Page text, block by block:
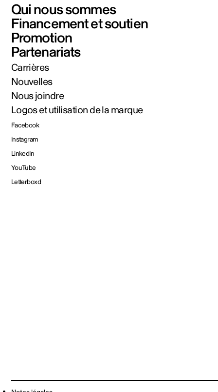
Qui nous sommes
Financement et soutien
Promotion
Partenariats
Carrières
Nouvelles
Nous joindre
Logos et utilisation de la marque
Facebook
Instagram
LinkedIn
YouTube
Letterboxd